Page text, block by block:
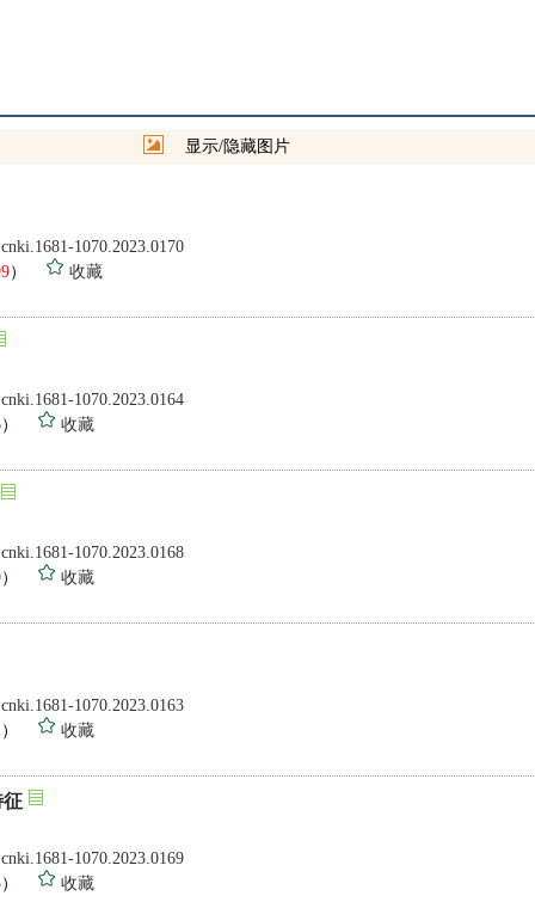
显示/隐藏图片
1070.2023.0170
） 收藏
1070.2023.0164
） 收藏
1070.2023.0168
） 收藏
1070.2023.0163
） 收藏
征
1070.2023.0169
） 收藏